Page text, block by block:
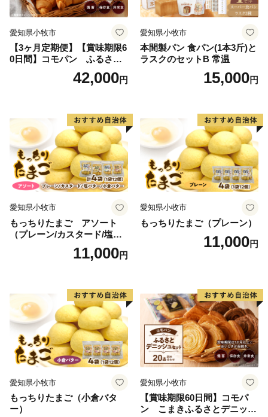
愛知県小牧市
【3ヶ月定期便】【賞味期限6
0日間】コモパン ふるさと
クロワッサンセット（計90
個）／災害用備蓄 保存食 非
42,000円
愛知県小牧市
本間製パン 食パン(1本3斤)と
ラスクのセットB 常温
15,000円
愛知県小牧市
もっちりたまご アソート
（プレーン/カスタード/塩バ
ター/小倉バター）11,000円
愛知県小牧市
もっちりたまご（プレーン）
11,000円
愛知県小牧市
もっちりたまご（小倉バタ
ー）
愛知県小牧市
【賞味期限60日間】コモパ
ン こまきふるさとデニッシ